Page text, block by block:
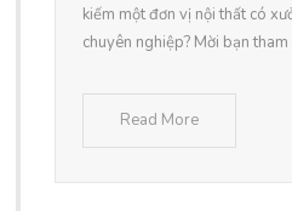
kiếm một đơn vị nội thất có
chuyên nghiệp? Mời bạn
Read More